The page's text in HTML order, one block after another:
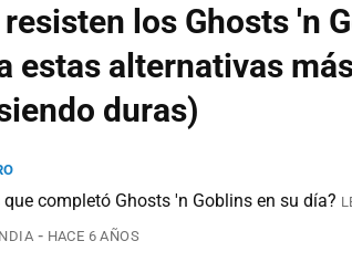
resisten los Ghosts 'n
estas alternativas
duras)
que completó Ghosts 'n Goblins en su día?
HACE 6 AÑOS